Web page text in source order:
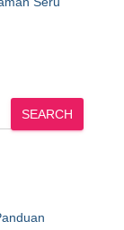
SEARCH